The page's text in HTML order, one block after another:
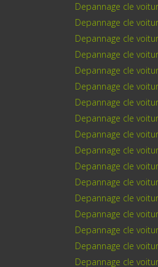
Depannage cle
Depannage cle
Depannage cle
Depannage cle
Depannage cle
Depannage cle
Depannage cle
Depannage cle
Depannage cle
Depannage cle
Depannage cle
Depannage cle
Depannage cle
Depannage cle
Depannage cle
Depannage cle
Depannage cle